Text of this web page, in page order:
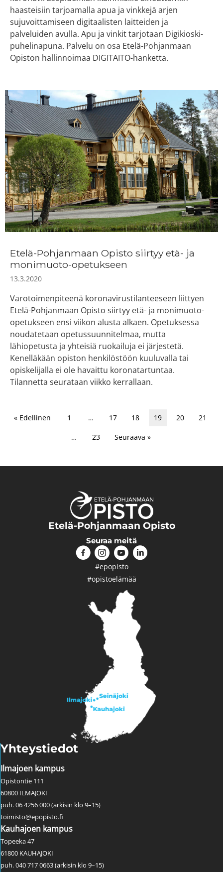
haasteisiin tarjoamalla apua ja vinkkejä arjen
sujuvoittamiseen digitaalisten laitteiden ja
palveluiden avulla. Apu ja vinkit tarjotaan Digikioski-
puhelinapuna. Palvelu on osa Etelä-Pohjanmaan
Opiston hallinnoimaa DIGITAITO-hanketta.
Etelä-Pohjanmaan Opisto siirtyy etä- ja
monimuoto-opetukseen
13.3.2020
Varotoimenpiteenä koronavirustilanteeseen liittyen
Etelä-Pohjanmaan Opisto siirtyy etä- ja monimuoto-
opetukseen ensi viikon alusta alkaen. Opetuksessa
noudatetaan opetussuunnitelmaa, mutta
lähiopetusta ja yhteisiä ruokailuja ei järjestetä.
Kenelläkään opiston henkilöstöön kuuluvalla tai
opiskelijalla ei ole havaittu koronatartuntaa.
Tilannetta seurataan viikko kerrallaan.
« Edellinen 1 … 17 18 19 20 21
… 23 Seuraava »
Etelä-Pohjanmaan Opisto
Seuraa meitä
#epopisto
#opistoelämää
Yhteystiedot
Ilmajoen kampus
Opistontie 111
60800 ILMAJOKI
puh. 06 4256 000 (arkisin klo 9–15)
toimisto@epopisto.fi
Kauhajoen kampus
Topeeka 47
61800 KAUHAJOKI
puh. 040 717 0663 (arkisin klo 9–15)